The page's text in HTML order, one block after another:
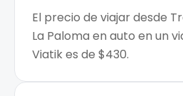
El precio de viajar desde
La Paloma en auto en un
Viatik es de $430.